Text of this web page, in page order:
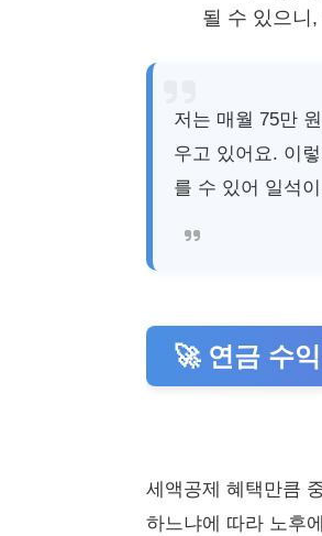
될 수 있으니
저는 매월 75만
우고 있어요. 이
를 수 있어 일석
🚀 연금 수
세액공제 혜택만큼
하느냐에 따라 노후